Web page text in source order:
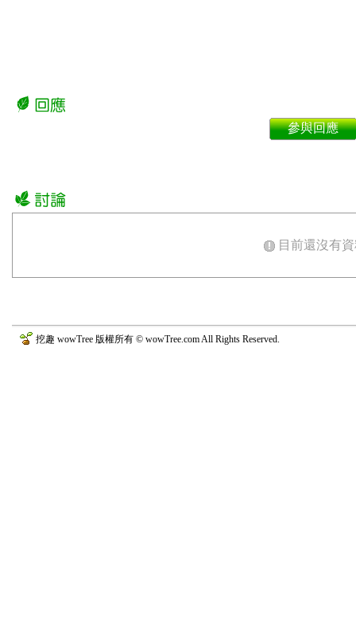
參與回應
目前還沒有
挖趣 wowTree 版權所有 © wowTree.com All Rights Reserved.